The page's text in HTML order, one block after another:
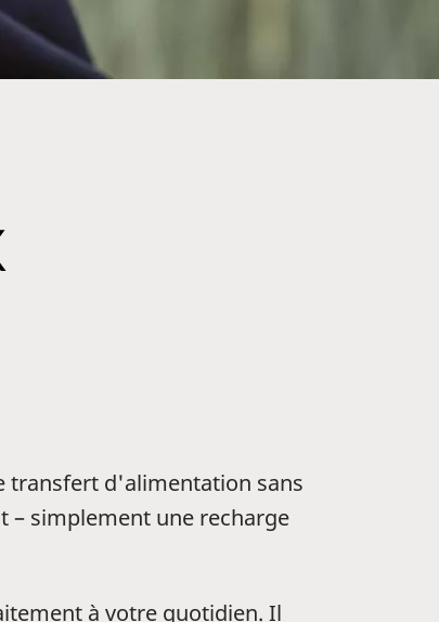
transfert d'alimentation sans
– simplement une recharge
à votre quotidien. Il